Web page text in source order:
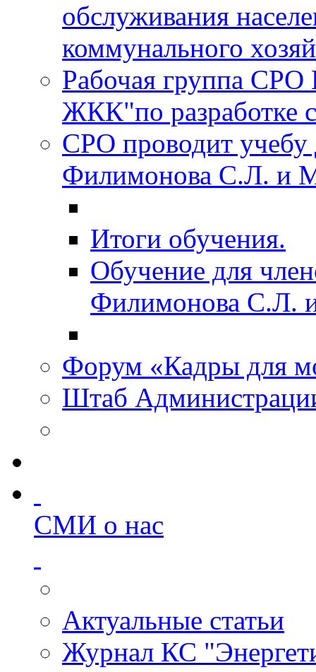
обслуживания
коммунального
Рабочая группа
ЖКК"по разработке
СРО проводит учебу
Филимонова С.Л. и
Итоги обучения.
Обучение для
Филимонова С.Л.
Форум «Кадры для
Штаб
СМИ о нас
Актуальные статьи
Журнал КС